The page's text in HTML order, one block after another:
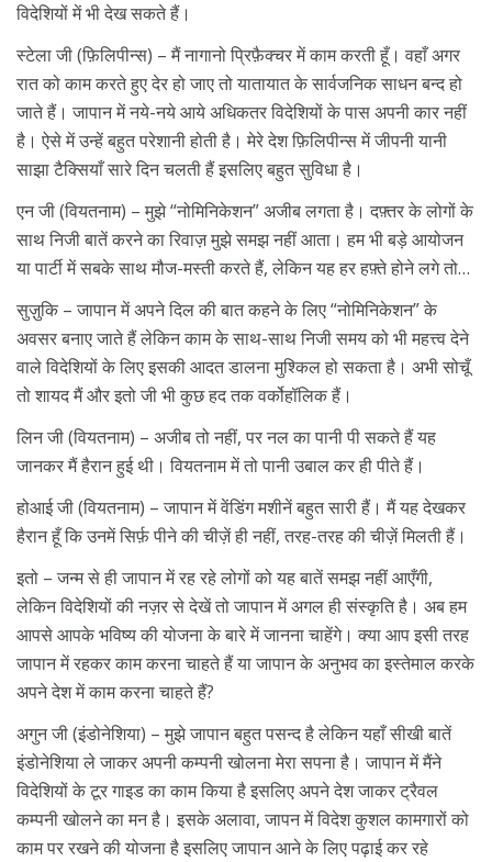
विदेशियों में भी देख सकते हैं।
स्टेला जी (फ़िलिपीन्स) – मैं नागानो प्रिफ़ैक्चर में काम करती हूँ। वहाँ अगर
रात को काम करते हुए देर हो जाए तो यातायात के सार्वजनिक साधन बन्द हो
जाते हैं। जापान में नये-नये आये अधिकतर विदेशियों के पास अपनी कार नहीं
है। ऐसे में उन्हें बहुत परेशानी होती है। मेरे देश फ़िलिपीन्स में जीपनी यानी
साझा टैक्सियाँ सारे दिन चलती हैं इसलिए बहुत सुविधा है।
एन जी (वियतनाम) – मुझे “नोमिनिकेशन” अजीब लगता है। दफ़्तर के लोगों के
साथ निजी बातें करने का रिवाज़ मुझे समझ नहीं आता। हम भी बड़े आयोजन
या पार्टी में सबके साथ मौज-मस्ती करते हैं, लेकिन यह हर हफ़्ते होने लगे तो…
सुज़ुकि – जापान में अपने दिल की बात कहने के लिए “नोमिनिकेशन” के
अवसर बनाए जाते हैं लेकिन काम के साथ-साथ निजी समय को भी महत्त्व देने
वाले विदेशियों के लिए इसकी आदत डालना मुश्किल हो सकता है। अभी सोचूँ
तो शायद मैं और इतो जी भी कुछ हद तक वर्कोहॉलिक हैं।
लिन जी (वियतनाम) – अजीब तो नहीं, पर नल का पानी पी सकते हैं यह
जानकर मैं हैरान हुई थी। वियतनाम में तो पानी उबाल कर ही पीते हैं।
होआई जी (वियतनाम) – जापान में वेंडिंग मशीनें बहुत सारी हैं। मैं यह देखकर
हैरान हूँ कि उनमें सिर्फ़ पीने की चीज़ें ही नहीं, तरह-तरह की चीज़ें मिलती हैं।
इतो – जन्म से ही जापान में रह रहे लोगों को यह बातें समझ नहीं आएँगी,
लेकिन विदेशियों की नज़र से देखें तो जापान में अगल ही संस्कृति है। अब हम
आपसे आपके भविष्य की योजना के बारे में जानना चाहेंगे। क्या आप इसी तरह
जापान में रहकर काम करना चाहते हैं या जापान के अनुभव का इस्तेमाल करके
अपने देश में काम करना चाहते हैं?
अगुन जी (इंडोनेशिया) – मुझे जापान बहुत पसन्द है लेकिन यहाँ सीखी बातें
इंडोनेशिया ले जाकर अपनी कम्पनी खोलना मेरा सपना है। जापान में मैंने
विदेशियों के टूर गाइड का काम किया है इसलिए अपने देश जाकर ट्रैवल
कम्पनी खोलने का मन है। इसके अलावा, जापन में विदेश कुशल कामगारों को
काम पर रखने की योजना है इसलिए जापान आने के लिए पढ़ाई कर रहे